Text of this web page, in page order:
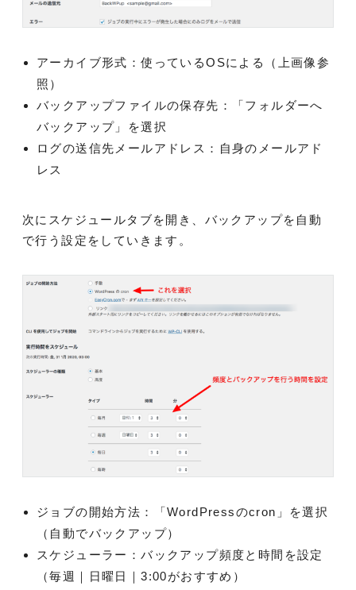
アーカイブ形式：使っているOSによる（上画像参
照）
バックアップファイルの保存先：「フォルダーへ
バックアップ」を選択
ログの送信先メールアドレス：自身のメールアド
レス
次にスケジュールタブを開き、バックアップを自動
で行う設定をしていきます。
ジョブの開始方法：「WordPressのcron」を選択
（自動でバックアップ）
スケジューラー：バックアップ頻度と時間を設定
（毎週｜日曜日｜3:00がおすすめ）